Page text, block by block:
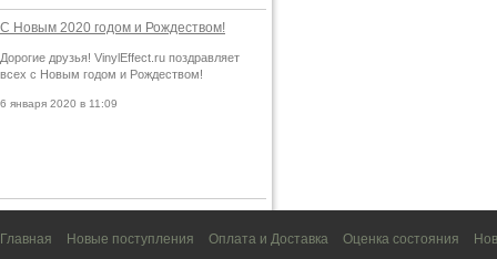
С Новым 2020 годом и Рождеством!
Дорогие друзья! VinylEffect.ru поздравляет
всех с Новым годом и Рождеством!
6 января 2020 в 11:09
Главная Новые поступления Оплата и Доставка Оценка состояния